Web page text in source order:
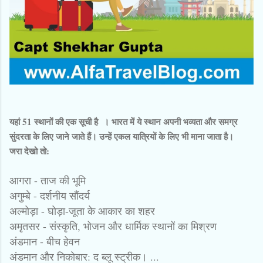
यहां 51 स्थानों की एक सूची है । भारत में ये स्थान अपनी भव्यता और समग्र
सुंदरता के लिए जाने जाते हैं। उन्हें एकल यात्रियों के लिए भी माना जाता है।
जरा देखो तो:
आगरा - ताज की भूमि
अगुम्बे - दर्शनीय सौंदर्य
अल्मोड़ा - घोड़ा-जूता के आकार का शहर
अमृतसर - संस्कृति, भोजन और धार्मिक स्थानों का मिश्रण
अंडमान - बीच हेवन
अंडमान और निकोबार: द ब्लू स्ट्रीक। ...